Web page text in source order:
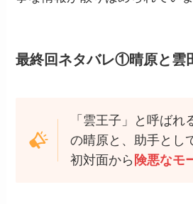
最終回ネタバレ①晴原と雲
「雲王子」と呼ばれ
の晴原と、助手とし
初対面から 険悪なモ